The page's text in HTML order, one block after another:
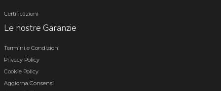
Certificazioni
Le nostre Garanzie
Termini e Condizioni
Privacy Policy
Cookie Policy
Aggiorna Consensi